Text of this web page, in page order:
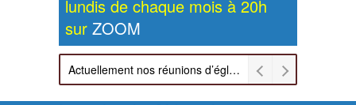
lundis de chaque mois à 20h
sur ZOOM
Actuellement nos réunions d’église sont retransmises sur ZOOM les dimanches à 11h et vendredis à 20h00